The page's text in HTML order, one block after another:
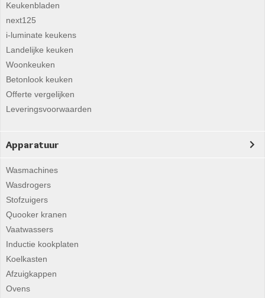
Keukenbladen
next125
i-luminate keukens
Landelijke keuken
Woonkeuken
Betonlook keuken
Offerte vergelijken
Leveringsvoorwaarden
Apparatuur
Wasmachines
Wasdrogers
Stofzuigers
Quooker kranen
Vaatwassers
Inductie kookplaten
Koelkasten
Afzuigkappen
Ovens